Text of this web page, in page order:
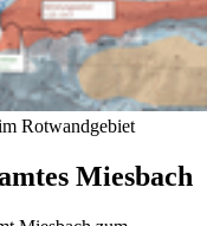
Rotwandgebiet
Miesbach